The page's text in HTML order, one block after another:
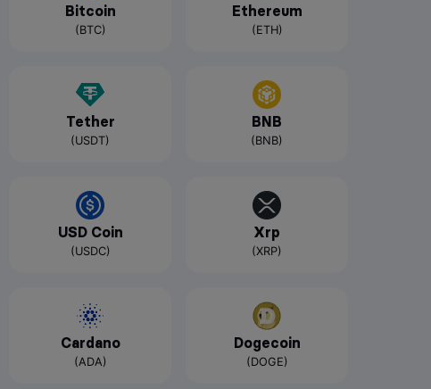
Bitcoin
(BTC)
Ethereum
(ETH)
Tether
(USDT)
BNB
(BNB)
USD Coin
(USDC)
Xrp
(XRP)
Cardano
(ADA)
Dogecoin
(DOGE)